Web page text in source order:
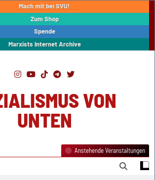
Mach mit bei SVU!
Zum Shop
Spende
Marxists Internet Archive
VON
UNTEN
Anstehende Veranstaltungen